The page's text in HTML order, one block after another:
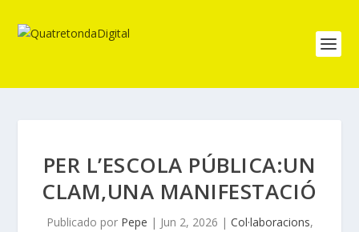
PER L’ESCOLA PÚBLICA:UN
CLAM,UNA MANIFESTACIÓ
Publicado por Pepe | Jun 2, 2026 | Col·laboracions,